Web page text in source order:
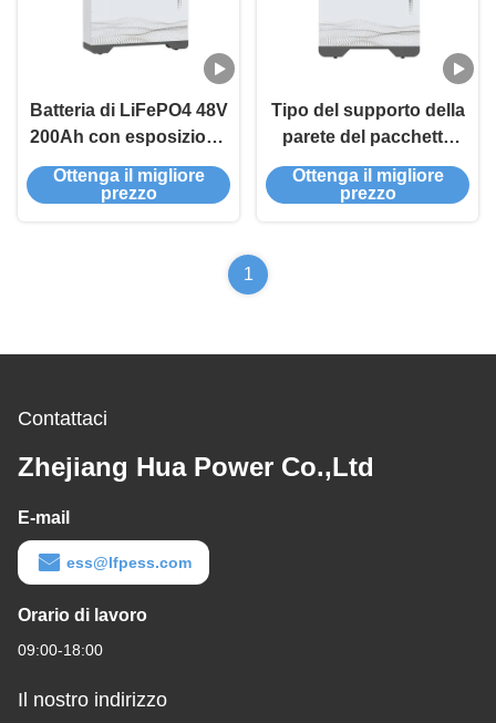
Batteria di LiFePO4 48V
200Ah con esposizione
LCD
Ottenga il migliore
prezzo
Tipo del supporto della
parete del pacchetto
della batteria di serie
48V 51.2V 100Ah AT48-
Ottenga il migliore
prezzo
1
Contattaci
Zhejiang Hua Power Co.,Ltd
E-mail
ess@lfpess.com
Orario di lavoro
09:00-18:00
Il nostro indirizzo